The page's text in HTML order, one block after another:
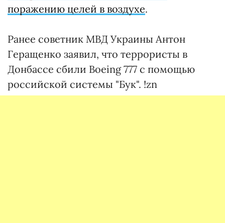
поражению целей в воздухе.
Ранее советник МВД Украины Антон
Геращенко заявил, что террористы в
Донбассе сбили Boeing 777 с помощью
российской системы "Бук". !zn